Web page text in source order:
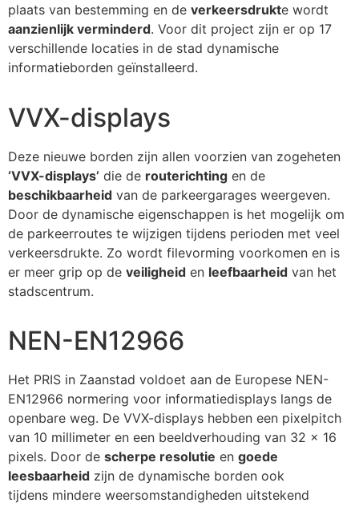
plaats van bestemming en de verkeersdrukte wordt
aanzienlijk verminderd. Voor dit project zijn er op 17
verschillende locaties in de stad dynamische
informatieborden geïnstalleerd.
VVX-displays
Deze nieuwe borden zijn allen voorzien van zogeheten
‘VVX-displays’ die de routerichting en de
beschikbaarheid van de parkeergarages weergeven.
Door de dynamische eigenschappen is het mogelijk om
de parkeerroutes te wijzigen tijdens perioden met veel
verkeersdrukte. Zo wordt filevorming voorkomen en is
er meer grip op de veiligheid en leefbaarheid van het
stadscentrum.
NEN-EN12966
Het PRIS in Zaanstad voldoet aan de Europese NEN-
EN12966 normering voor informatiedisplays langs de
openbare weg. De VVX-displays hebben een pixelpitch
van 10 millimeter en een beeldverhouding van 32 x 16
pixels. Door de scherpe resolutie en goede
leesbaarheid zijn de dynamische borden ook
tijdens mindere weersomstandigheden uitstekend